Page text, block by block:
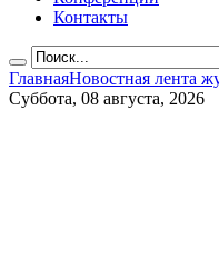
Контакты
ГлавнаяНовостная лента
Суббота, 08 августа, 2026